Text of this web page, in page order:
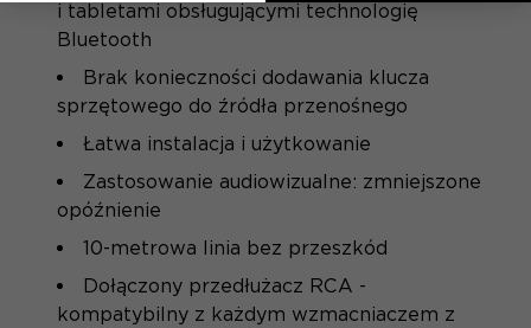
i tabletami obsługującymi technologię
Bluetooth
Brak konieczności dodawania klucza
sprzętowego do źródła przenośnego
Łatwa instalacja i użytkowanie
Zastosowanie audiowizualne: zmniejszone
opóźnienie
10-metrowa linia bez przeszkód
Dołączony przedłużacz RCA -
kompatybilny z każdym wzmacniaczem z